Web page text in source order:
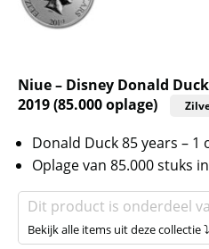
Niue – Disney Donald
2019 (85.000 oplage)
Donald Duck 85 years – 1
Oplage van 85.000 stuks
Dit product is onderdeel
Bekijk alle items uit deze collectie ⤵